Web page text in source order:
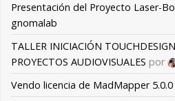
Presentación del Proyecto Laser-
gnomalab
TALLER INICIACIÓN
PROYECTOS AUDIOVISUALES por
Vendo licencia de MadMapper 5.0.0